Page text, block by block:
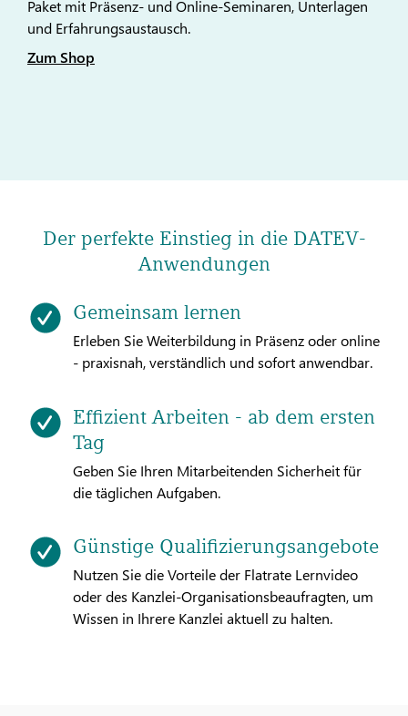
Paket mit Präsenz- und Online-Seminaren, Unterlagen
und Erfahrungsaustausch.
Zum Shop
Der perfekte Einstieg in die DATEV-
Anwendungen
Gemeinsam lernen
Erleben Sie Weiterbildung in Präsenz oder online
- praxisnah, verständlich und sofort anwendbar.
Effizient Arbeiten - ab dem ersten
Tag
Geben Sie Ihren Mitarbeitenden Sicherheit für
die täglichen Aufgaben.
Günstige Qualifizierungsangebote
Nutzen Sie die Vorteile der Flatrate Lernvideo
oder des Kanzlei-Organisationsbeaufragten, um
Wissen in Ihrere Kanzlei aktuell zu halten.